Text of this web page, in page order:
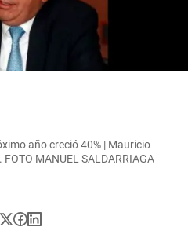
año creció 40% | Mauricio
MANUEL SALDARRIAGA